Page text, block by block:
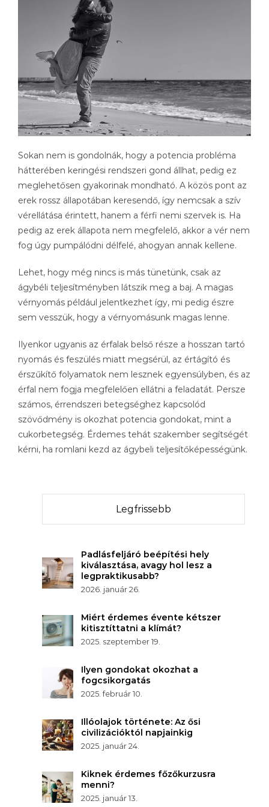
Sokan nem is gondolnák, hogy a potencia probléma
hátterében keringési rendszeri gond állhat, pedig ez
meglehetősen gyakorinak mondható. A közös pont az
erek rossz állapotában keresendő, így nemcsak a szív
vérellátása érintett, hanem a férfi nemi szervek is. Ha
pedig az erek állapota nem megfelelő, akkor a vér nem
fog úgy pumpálódni délfelé, ahogyan annak kellene.
Lehet, hogy még nincs is más tünetünk, csak az
ágybéli teljesítményben látszik meg a baj. A magas
vérnyomás például jelentkezhet így, mi pedig észre
sem vesszük, hogy a vérnyomásunk magas lenne.
Ilyenkor ugyanis az érfalak belső része a hosszan tartó
nyomás és feszülés miatt megsérül, az értágító és
érszűkítő folyamatok nem lesznek egyensúlyben, és az
érfal nem fogja megfelelően ellátni a feladatát. Persze
számos, érrendszeri betegséghez kapcsolód
szövődmény is okozhat potencia gondokat, mint a
cukorbetegség. Érdemes tehát szakember segítségét
kérni, ha romlani kezd az ágybeli teljesítőképességünk.
Legfrissebb
Padlásfeljáró beépítési hely
kiválasztása, avagy hol lesz a
legpraktikusabb?
2026. január 26.
Miért érdemes évente kétszer
kitisztíttatni a klímát?
2025. szeptember 19.
Ilyen gondokat okozhat a
fogcsikorgatás
2025. február 10.
Illóolajok története: Az ősi
civilizációktól napjainkig
2025. január 24.
Kiknek érdemes főzőkurzusra
menni?
2025. január 13.